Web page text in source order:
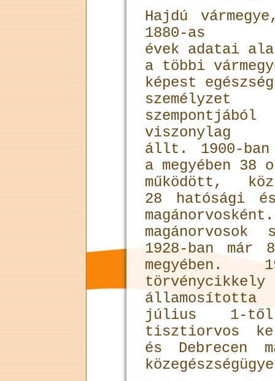
Hajdú
1880-as
évek adatai
a többi
képest
személyzet
szempontjából
állt. 1900-
a megyében 38
működött,
28 hatósági
magánorvosok
1928-ban már
július 1-
tisztiorvos
és Debrecen